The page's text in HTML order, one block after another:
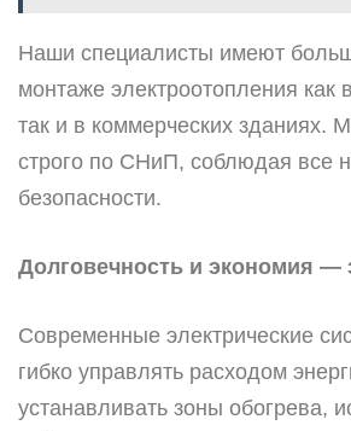
Наши специалисты имеют
монтаже электроотопления как
так и в коммерческих зданиях.
строго по СНиП, соблюдая все
безопасности.
Долговечность и экономия —
Современные электрические
гибко управлять расходом
устанавливать зоны обогрева,